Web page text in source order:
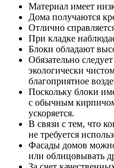
Материал имеет
Дома получаются
Отлично
При кладке
Блоки обладают
Обязательно
экологически
благоприятное
Поскольку блоки
с обычным
ускоряется.
В связи с тем, что
не требуется
Фасады домов
или облицовывать